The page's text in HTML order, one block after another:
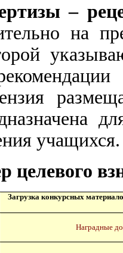
–
на
учащихся.
целевого
Загрузка конкурсных
Наградные